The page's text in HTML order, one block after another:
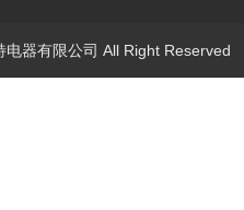
电器有限公司 All Right